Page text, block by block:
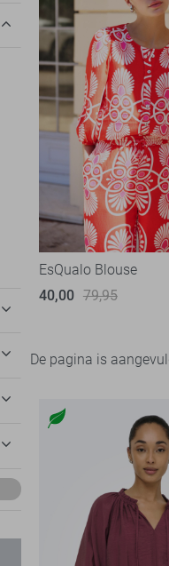
12
EsQualo Blouse
40,00 79,95
De pagina is